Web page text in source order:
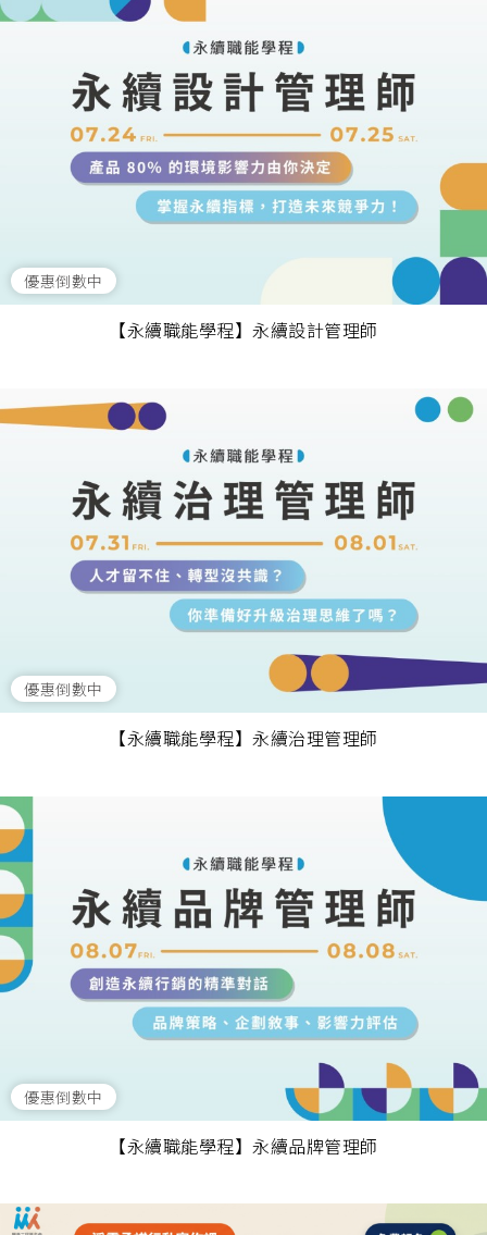
優惠倒數中
【永續職能學程】永續設計管理師
優惠倒數中
【永續職能學程】永續治理管理師
優惠倒數中
【永續職能學程】永續品牌管理師